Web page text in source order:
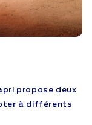
propose deux
à différents